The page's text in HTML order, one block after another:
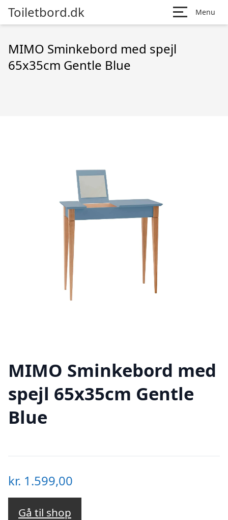
Toiletbord.dk Menu
MIMO Sminkebord med spejl
65x35cm Gentle Blue
MIMO Sminkebord med
spejl 65x35cm Gentle
Blue
kr. 1.599,00
Gå til shop